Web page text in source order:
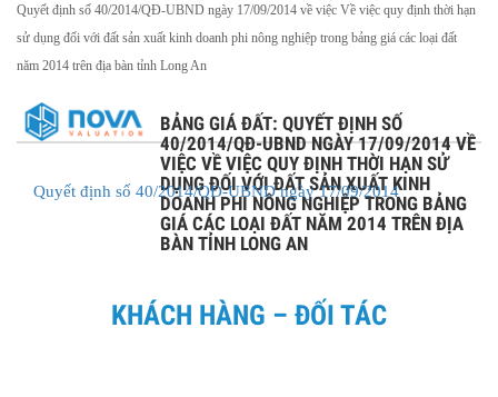
Quyết định số 40/2014/QĐ-UBND ngày 17/09/2014 về việc Về việc quy định thời hạn
sử dụng đối với đất sản xuất kinh doanh phi nông nghiệp trong bảng giá các loại đất
năm 2014 trên địa bàn tỉnh Long An
BẢNG GIÁ ĐẤT: QUYẾT ĐỊNH SỐ
40/2014/QĐ-UBND NGÀY 17/09/2014 VỀ
VIỆC VỀ VIỆC QUY ĐỊNH THỜI HẠN SỬ
DỤNG ĐỐI VỚI ĐẤT SẢN XUẤT KINH
DOANH PHI NÔNG NGHIỆP TRONG BẢNG
GIÁ CÁC LOẠI ĐẤT NĂM 2014 TRÊN ĐỊA
BÀN TỈNH LONG AN
Quyết định số 40/2014/QĐ-UBND ngày 17/09/2014
KHÁCH HÀNG – ĐỐI TÁC